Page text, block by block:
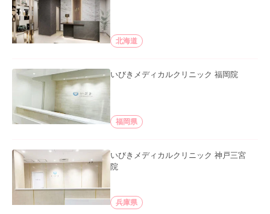
北海道
いびきメディカルクリニック 福岡院
福岡県
いびきメディカルクリニック 神戸三宮
院
兵庫県